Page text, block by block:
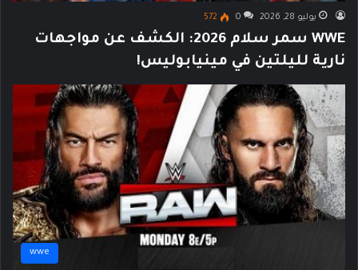
يوليو 28, 2026 0
572
WWE سمر سلام 2026: الكشف عن مواجهات
نارية لليلتين في مينيابوليس!
wwe